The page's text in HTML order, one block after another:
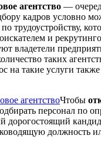
агентство —
кадров условно
трудоустройству,
и
владетели
таких
на такие услуги
Чтобы
персонал по
дорогостоящий
должность